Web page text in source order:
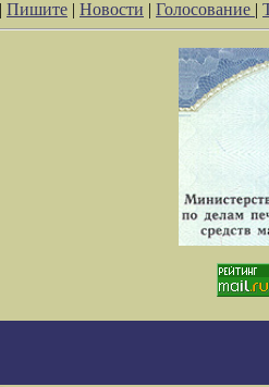
| Пишите | Новости | Голосование |